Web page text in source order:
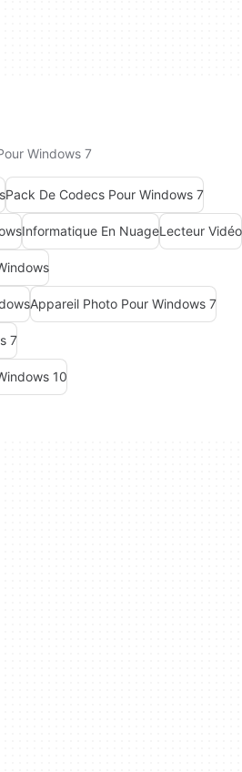
Windows 7
Pack De Codecs Pour Windows 7
Informatique En NuageLecteur Vidéo
Appareil Photo Pour Windows 7
7
10